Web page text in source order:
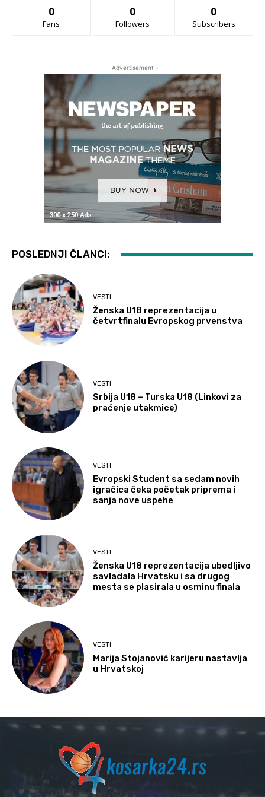
0
Fans
0
Followers
0
Subscribers
- Advertisement -
POSLEDNJI ČLANCI:
VESTI
Ženska U18 reprezentacija u
četvrtfinalu Evropskog prvenstva
VESTI
Srbija U18 – Turska U18 (Linkovi za
praćenje utakmice)
VESTI
Evropski Student sa sedam novih
igračica čeka početak priprema i
sanja nove uspehe
VESTI
Ženska U18 reprezentacija ubedljivo
savladala Hrvatsku i sa drugog
mesta se plasirala u osminu finala
VESTI
Marija Stojanović karijeru nastavlja
u Hrvatskoj